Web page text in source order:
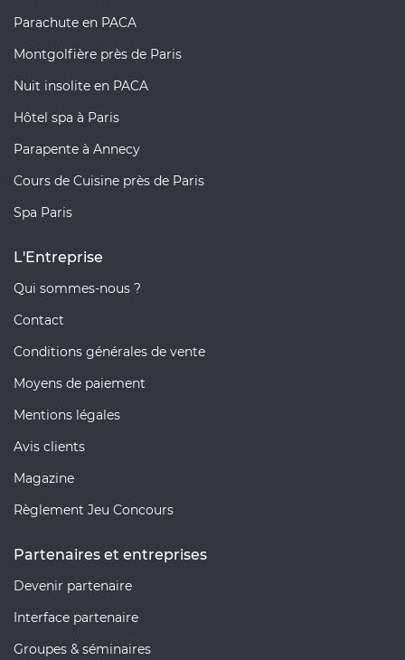
Parachute en PACA
Montgolfière près de Paris
Nuit insolite en PACA
Hôtel spa à Paris
Parapente à Annecy
Cours de Cuisine près de Paris
Spa Paris
L'Entreprise
Qui sommes-nous ?
Contact
Conditions générales de vente
Moyens de paiement
Mentions légales
Avis clients
Magazine
Règlement Jeu Concours
Partenaires et entreprises
Devenir partenaire
Interface partenaire
Groupes & séminaires